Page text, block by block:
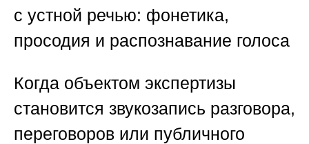
с устной речью: фонетика,
просодия и распознавание голоса
Когда объектом экспертизы
становится звукозапись разговора,
переговоров или публичного